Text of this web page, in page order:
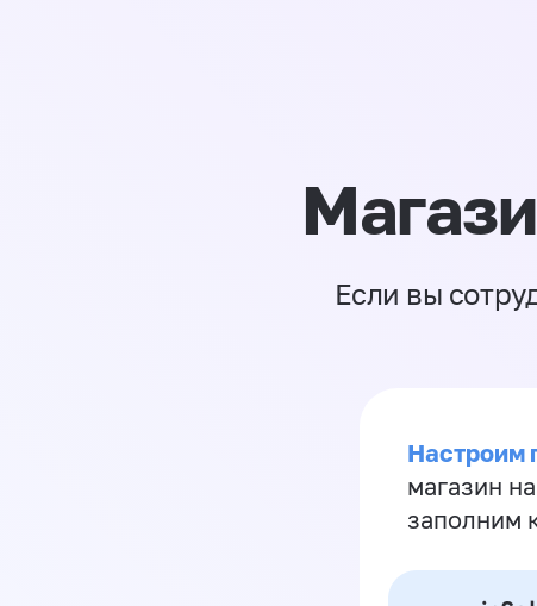
Если вы
Настроим
магазин
заполним